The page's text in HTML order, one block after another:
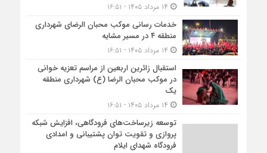
خدمات رسانی موکب محبان الرضای شهرداری
منطقه ۴ در مسیر مشایه
استقبال زائرین اربعین از مراسم تعزیه خوانی
در موکب محبان الرضا (ع) شهرداری منطقه
یک
توسعه زیرساخت‌های فرودگاهی، افزایش شبکه
پروازی و تقویت توان پشتیبانی و امدادی
فرودگاه شهدای ایلام